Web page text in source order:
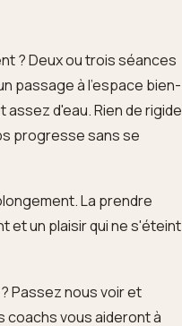
? Deux ou trois séances
passage à l'espace bien-
d'eau. Rien de rigide
progresse sans se
La prendre
et un plaisir qui ne s'éteint
Passez nous voir et
coachs vous aideront à